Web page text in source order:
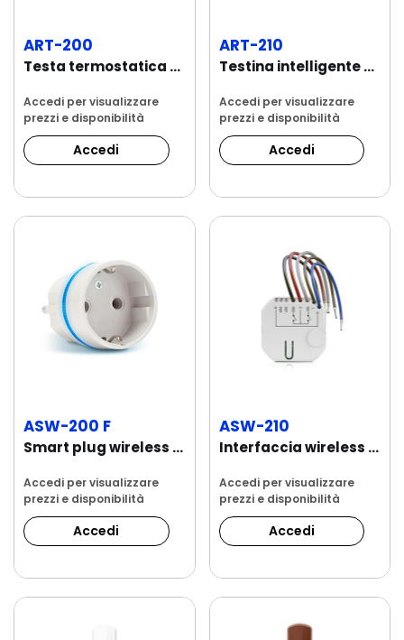
ART-200
Testa termostatica wireless ABAX 2, compatibile...
Accedi per visualizzare
prezzi e disponibilità
Accedi
ART-210
Testina intelligente wireless per radiatori,...
Accedi per visualizzare
prezzi e disponibilità
Accedi
ASW-200 F
Smart plug wireless 230 V AC, tipo SHUKO
Accedi per visualizzare
prezzi e disponibilità
Accedi
ASW-210
Interfaccia wireless due canali 230 V AC da...
Accedi per visualizzare
prezzi e disponibilità
Accedi